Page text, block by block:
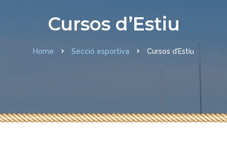
Cursos d’Estiu
Home Secció esportiva Cursos d’Estiu